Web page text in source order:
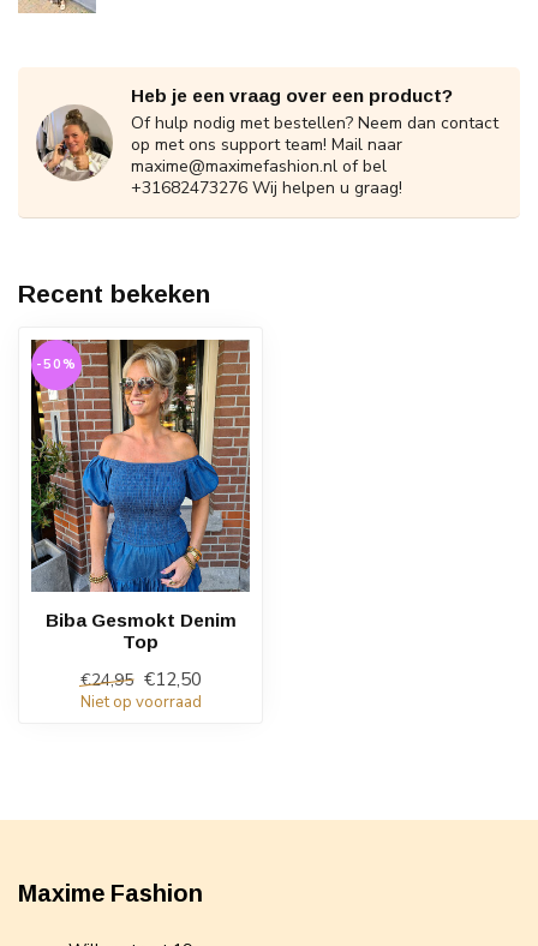
Heb je een vraag over een product?
Of hulp nodig met bestellen? Neem dan contact
op met ons support team! Mail naar
maxime@maximefashion.nl of bel
+31682473276 Wij helpen u graag!
Recent bekeken
-50%
Biba Gesmokt Denim
Top
€24,95 €12,50
Niet op voorraad
Maxime Fashion